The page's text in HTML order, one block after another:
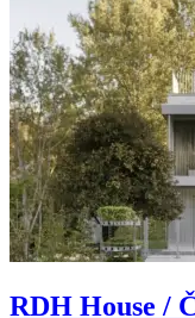
RDH House /